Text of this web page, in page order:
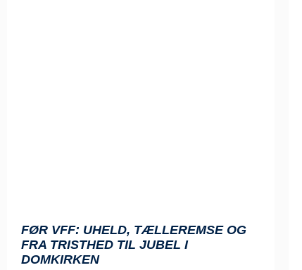
FØR VFF: UHELD, TÆLLEREMSE OG
FRA TRISTHED TIL JUBEL I
DOMKIRKEN